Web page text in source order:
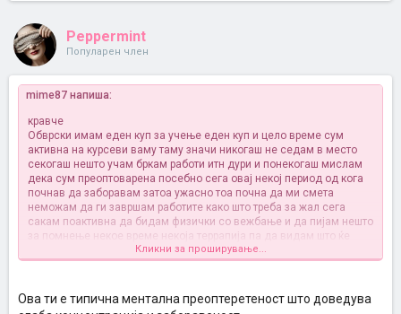
Peppermint
Популарен член
mime87 напиша:
кравче
Обврски имам еден куп за учење еден куп и цело време сум
активна на курсеви ваму таму значи никогаш не седам в место
секогаш нешто учам бркам работи итн дури и понекогаш мислам
дека сум преоптоварена посебно сега овај некој период од кога
почнав да заборавам затоа ужасно тоа почна да ми смета
неможам да ги завршам работите како што треба за жал сега
сакам поактивна да бидам физички со вежбање и да пијам нешто
за помнење некое време некоја террапија па да видам што ќе
Кликни за проширување...
Ова ти е типична ментална преоптеретеност што доведува